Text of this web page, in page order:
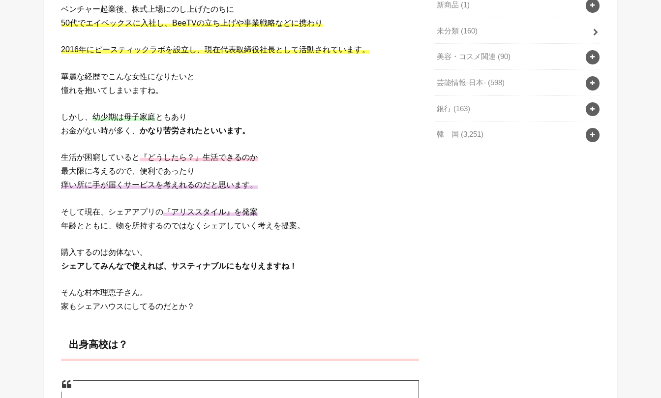
ベンチャー起業後、株式上場にのし上げたのちに
50代でエイベックスに入社し、BeeTVの立ち上げや事業戦略などに携わり
2016年にピースティックラボを設立し、現在代表取締役社長として活動されています。
華麗な経歴でこんな女性になりたいと
憧れを抱いてしまいますね。
しかし、 幼少期は母子家庭ともあり
お金がない時が多く、 かなり苦労されたといいます。
生活が困窮していると『どうしたら？』生活できるのか
最大限に考えるので、便利であったり
痒い所に手が届くサービスを考えれるのだと思います。
そして現在、シェアアプリの『アリススタイル』を発案
年齢とともに、物を所持するのではなくシェアしていく考えを提案。
購入するのは勿体ない。
シェアしてみんなで使えれば、サスティナブルにもなりえますね！
そんな村本理恵子さん。
家もシェアハウスにしてるのだとか？
出身高校は？
新商品 (1)
未分類 (160)
美容・コスメ関連 (90)
芸能情報-日本- (598)
銀行 (163)
韓 国 (3,251)